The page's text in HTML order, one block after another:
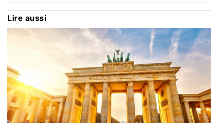
Lire aussi